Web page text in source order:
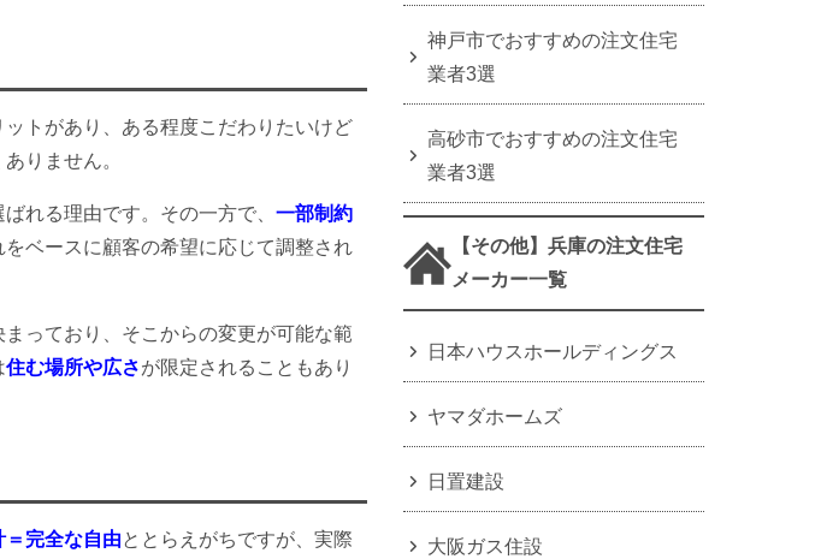
トがあり、ある程度こだわりたいけど
りません。
れる理由です。その一方で、 一部制約
ベースに顧客の希望に応じて調整され
っており、そこからの変更が可能な範
住む場所や広さが限定されることもあり
＝完全な自由ととらえがちですが、実際
神戸市でおすすめの注文住宅
業者3選
高砂市でおすすめの注文住宅
業者3選
【その他】兵庫の注文住宅
メーカー一覧
日本ハウスホールディングス
ヤマダホームズ
日置建設
大阪ガス住設